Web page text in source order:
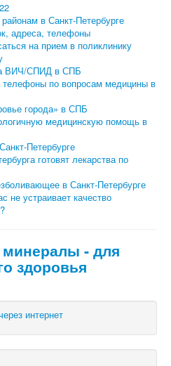
в Санкт-Петербурге
адреса, телефоны
на прием в поликлинику
ВИЧ/СПИД в СПБ
телефоны по вопросам медицины в
города» в СПБ
медицинскую помощь в
Петербурге
готовят лекарства по
в Санкт-Петербурге
не устраивает качество
- для
здоровья